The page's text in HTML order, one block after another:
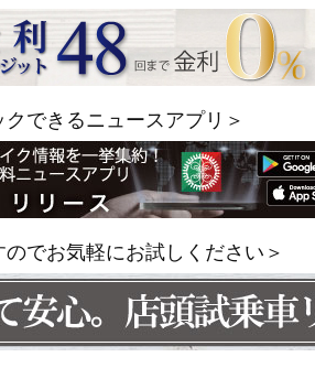
できるニュースアプリ＞
でお気軽にお試しください＞